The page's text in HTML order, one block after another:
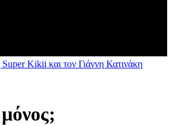
Kikii και τον Γιάννη Κατινάκη